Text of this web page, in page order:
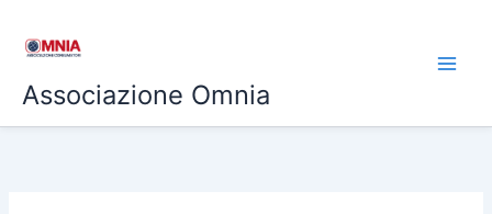
Associazione Omnia